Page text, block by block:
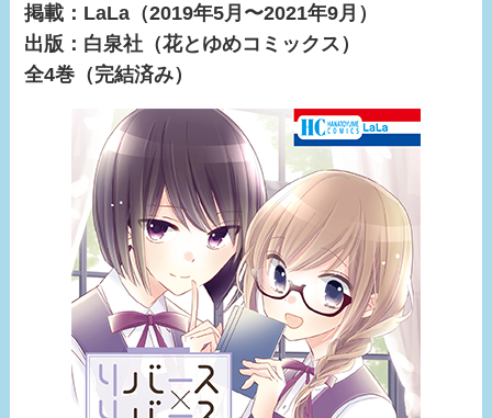
掲載：LaLa（2019年5月〜2021年9月）
出版：白泉社（花とゆめコミックス）
全4巻（完結済み）